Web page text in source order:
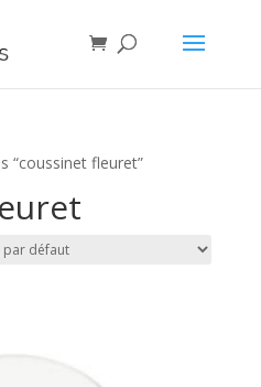
“coussinet fleuret”